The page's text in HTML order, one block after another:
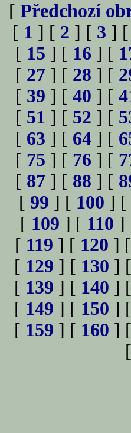
[ Předchozí
[ 1 ] [ 2 ] [ 3 ] [
[ 15 ] [ 16 ] [
[ 27 ] [ 28 ] [
[ 39 ] [ 40 ] [
[ 51 ] [ 52 ] [
[ 63 ] [ 64 ] [
[ 75 ] [ 76 ] [
[ 87 ] [ 88 ] [
[ 99 ] [ 100 ] [
[ 109 ] [ 110 ]
[ 119 ] [ 120 ] [
[ 129 ] [ 130 ] [
[ 139 ] [ 140 ] [
[ 149 ] [ 150 ] [
[ 159 ] [ 160 ] [
[